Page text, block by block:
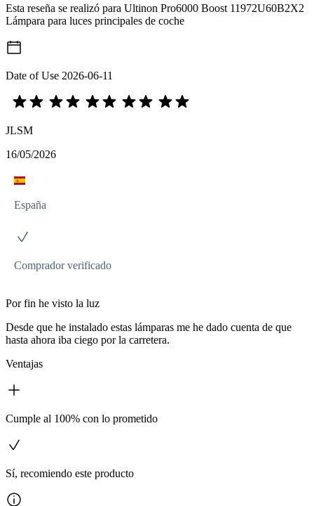
Esta reseña se realizó para Ultinon Pro6000 Boost 11972U60B2X2
Lámpara para luces principales de coche
Date of Use 2026-06-11
JLSM
16/05/2026
España
Comprador verificado
Por fin he visto la luz
Desde que he instalado estas lámparas me he dado cuenta de que
hasta ahora iba ciego por la carretera.
Ventajas
Cumple al 100% con lo prometido
Sí, recomiendo este producto